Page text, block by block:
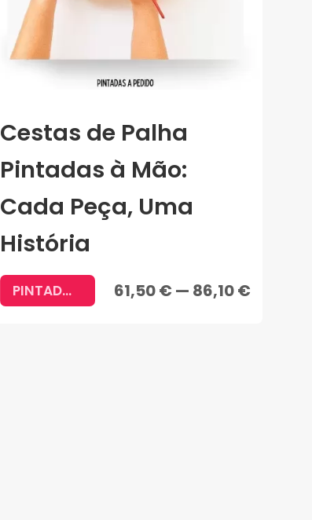
Cestas de Palha
Pintadas à Mão:
Cada Peça, Uma
História
PINTADO À MÃO 61,50 € — 86,10 €